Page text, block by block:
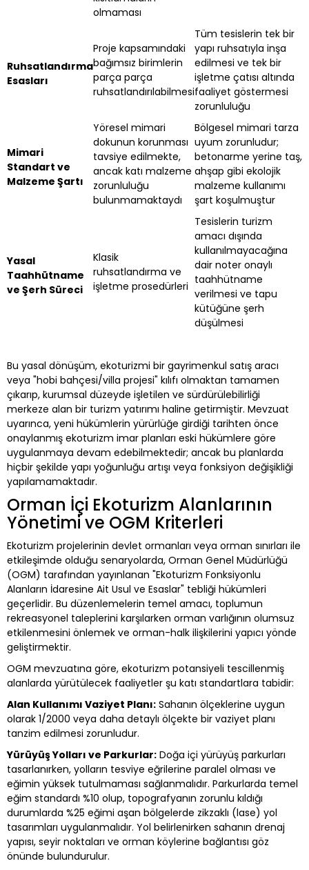
olmaması
Ruhsatlandırma
Esasları
Proje kapsamındaki
bağımsız birimlerin
parça parça
ruhsatlandırılabilmesi
Tüm tesislerin tek bir
yapı ruhsatıyla inşa
edilmesi ve tek bir
işletme çatısı altında
faaliyet göstermesi
zorunluluğu
Mimari
Standart ve
Malzeme Şartı
Yöresel mimari
dokunun korunması
tavsiye edilmekte,
ancak katı malzeme
zorunluluğu
bulunmamaktaydı
Bölgesel mimari tarza
uyum zorunludur;
betonarme yerine taş,
ahşap gibi ekolojik
malzeme kullanımı
şart koşulmuştur
Yasal
Taahhütname
ve Şerh Süreci
Klasik
ruhsatlandırma ve
işletme prosedürleri
Tesislerin turizm
amacı dışında
kullanılmayacağına
dair noter onaylı
taahhütname
verilmesi ve tapu
kütüğüne şerh
düşülmesi
Bu yasal dönüşüm, ekoturizmi bir gayrimenkul satış aracı
veya "hobi bahçesi/villa projesi" kılıfı olmaktan tamamen
çıkarıp, kurumsal düzeyde işletilen ve sürdürülebilirliği
merkeze alan bir turizm yatırımı haline getirmiştir. Mevzuat
uyarınca, yeni hükümlerin yürürlüğe girdiği tarihten önce
onaylanmış ekoturizm imar planları eski hükümlere göre
uygulanmaya devam edebilmektedir; ancak bu planlarda
hiçbir şekilde yapı yoğunluğu artışı veya fonksiyon değişikliği
yapılamamaktadır.
Orman İçi Ekoturizm Alanlarının
Yönetimi ve OGM Kriterleri
Ekoturizm projelerinin devlet ormanları veya orman sınırları ile
etkileşimde olduğu senaryolarda, Orman Genel Müdürlüğü
(OGM) tarafından yayınlanan "Ekoturizm Fonksiyonlu
Alanların İdaresine Ait Usul ve Esaslar" tebliği hükümleri
geçerlidir. Bu düzenlemelerin temel amacı, toplumun
rekreasyonel taleplerini karşılarken orman varlığının olumsuz
etkilenmesini önlemek ve orman-halk ilişkilerini yapıcı yönde
geliştirmektir.
OGM mevzuatına göre, ekoturizm potansiyeli tescillenmiş
alanlarda yürütülecek faaliyetler şu katı standartlara tabidir:
Alan Kullanımı Vaziyet Planı: Sahanın ölçeklerine uygun
olarak 1/2000 veya daha detaylı ölçekte bir vaziyet planı
tanzim edilmesi zorunludur.
Yürüyüş Yolları ve Parkurlar: Doğa içi yürüyüş parkurları
tasarlanırken, yolların tesviye eğrilerine paralel olması ve
eğimin yüksek tutulmaması sağlanmalıdır. Parkurlarda temel
eğim standardı %10 olup, topografyanın zorunlu kıldığı
durumlarda %25 eğimi aşan bölgelerde zikzaklı (lase) yol
tasarımları uygulanmalıdır. Yol belirlenirken sahanın drenaj
yapısı, seyir noktaları ve orman köylerine bağlantısı göz
önünde bulundurulur.